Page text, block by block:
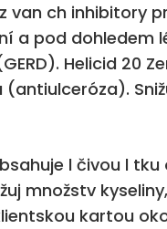
van ch inhibitory
a pod dohledem
Helicid 20
(antiulceróza).
l čivou l
množstv
kartou